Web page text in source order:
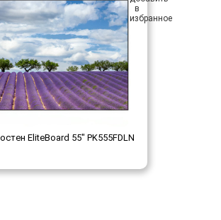
EliteBoard 55" PK555FDLN